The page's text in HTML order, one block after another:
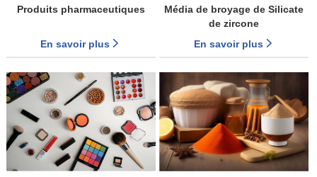
Produits pharmaceutiques
En savoir plus
Média de broyage de Silicate
de zircone
En savoir plus